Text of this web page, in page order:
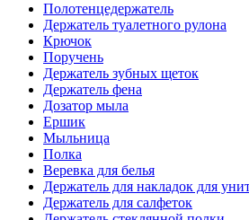
Полотенцедержатель
Держатель туалетного рулона
Крючок
Поручень
Держатель зубных щеток
Держатель фена
Дозатор мыла
Eршик
Мыльница
Полка
Веревка для белья
Держатель для накладок для
Держатель для салфеток